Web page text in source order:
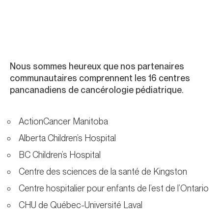
Nous sommes heureux que nos partenaires
communautaires comprennent les 16 centres
pancanadiens de cancérologie pédiatrique.
ActionCancer Manitoba
Alberta Children’s Hospital
BC Children’s Hospital
Centre des sciences de la santé de Kingston
Centre hospitalier pour enfants de l’est de l’Ontario
CHU de Québec-Université Laval